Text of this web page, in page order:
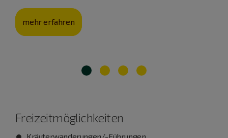
mehr erfahren
Freizeitmöglichkeiten